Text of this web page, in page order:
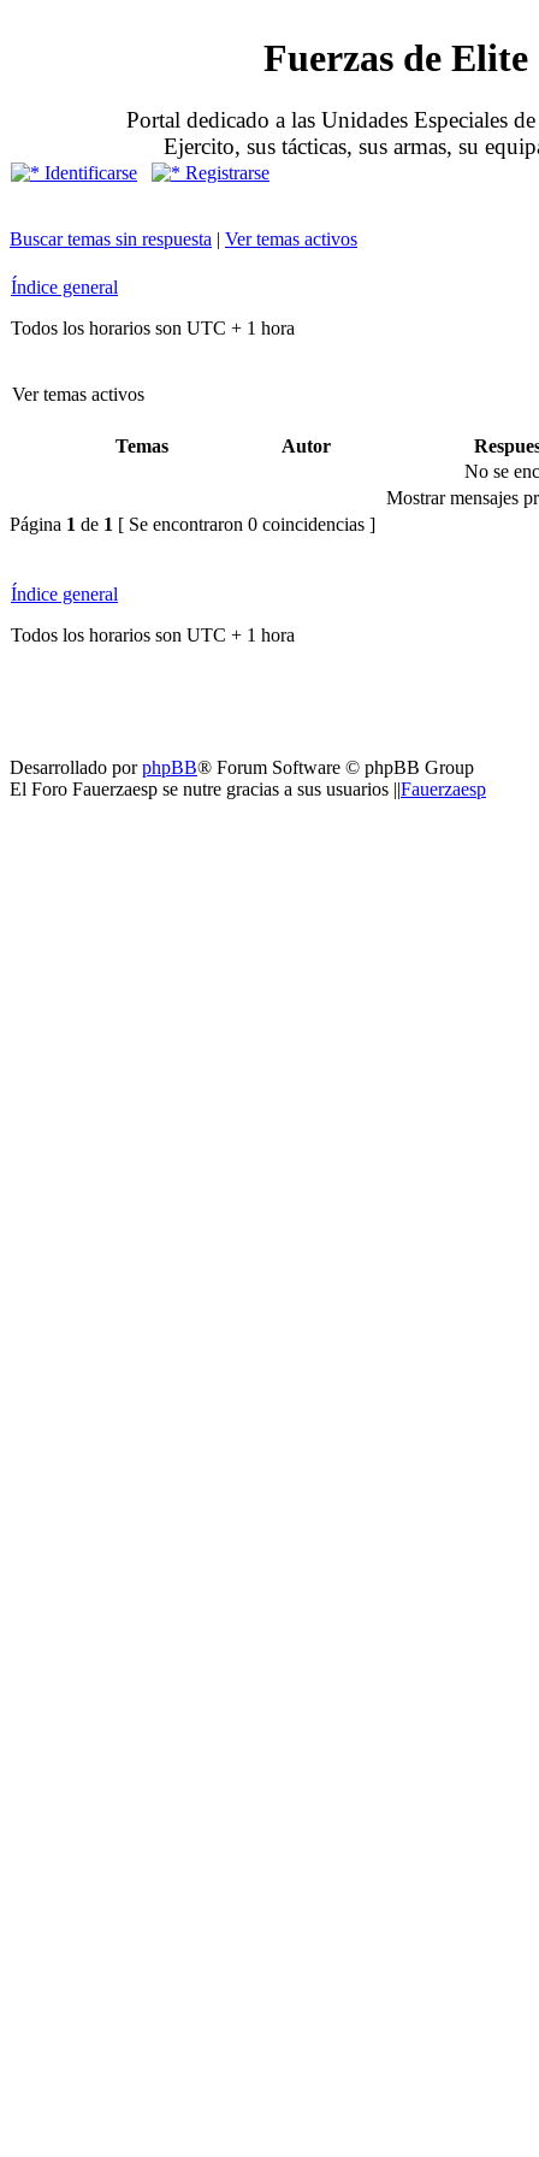
Fuerzas de Elite
Portal dedicado a las Unidades Especiales
Ejercito, sus tácticas, sus armas, su
Identificarse Registrarse
Buscar temas sin respuesta | Ver temas activos
Índice general
Todos los horarios son UTC + 1 hora
Ver temas activos
Temas Autor
No se
Mostrar mensajes
Página 1 de 1 [ Se encontraron 0 coincidencias ]
Índice general
Todos los horarios son UTC + 1 hora
Desarrollado porphpBB® Forum Software © phpBB Group
El Foro Fauerzaesp se nutre gracias a sus usuarios ||Fauerzaesp